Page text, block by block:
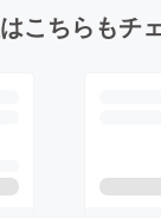
こちらもチ